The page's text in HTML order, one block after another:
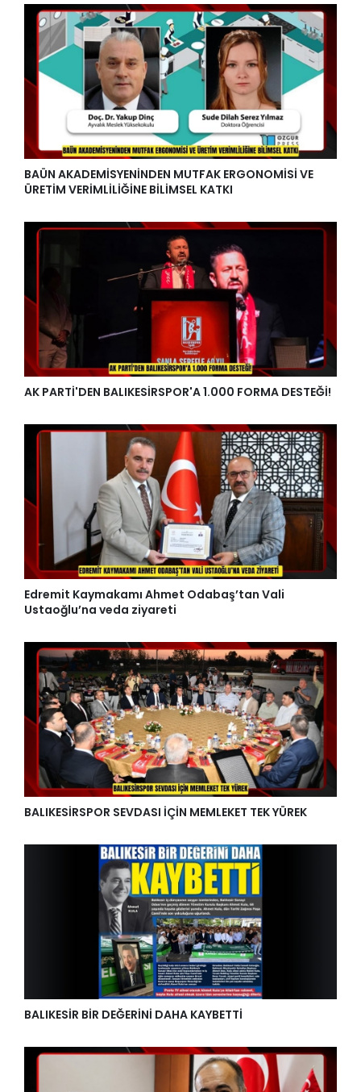
BAÜN AKADEMİSYENİNDEN MUTFAK ERGONOMİSİ VE
ÜRETİM VERİMLİLİĞİNE BİLİMSEL KATKI
AK PARTİ'DEN BALIKESİRSPOR'A 1.000 FORMA DESTEĞİ!
Edremit Kaymakamı Ahmet Odabaş’tan Vali
Ustaoğlu’na veda ziyareti
BALIKESİRSPOR SEVDASI İÇİN MEMLEKET TEK YÜREK
BALIKESİR BİR DEĞERİNİ DAHA KAYBETTİ